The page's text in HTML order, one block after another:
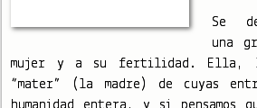
Se
una
mujer y a su fertilidad. Ella,
“mater” (la madre) de cuyas